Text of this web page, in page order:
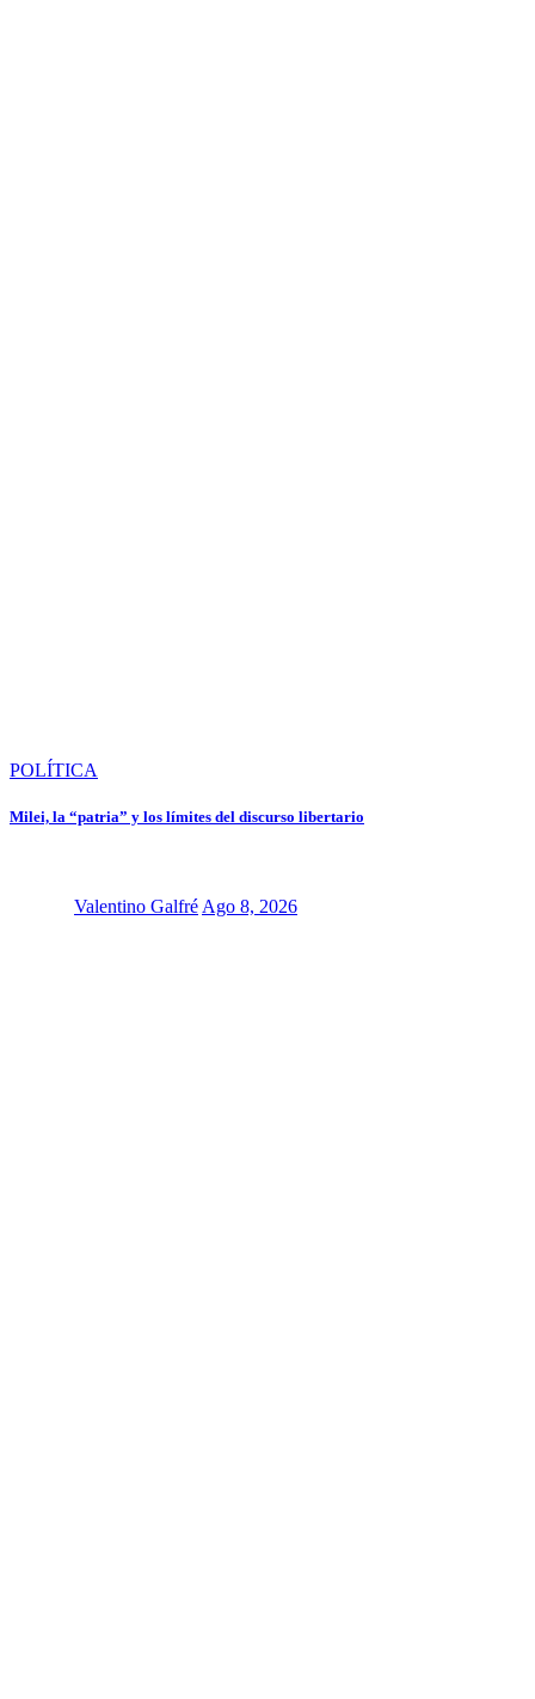
POLÍTICA
Milei, la “patria” y los límites del discurso libertario
Valentino GalfréAgo 8, 2026